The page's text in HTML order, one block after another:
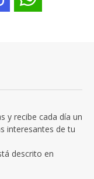
y recibe cada día un
interesantes de tu
descrito en